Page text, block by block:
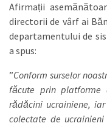
Afirmații
directorii de vârf ai
departamentului de
a spus:
”Conform surselor
făcute prin platforme
rădăcini ucrainiene,
colectate de ucrainieni